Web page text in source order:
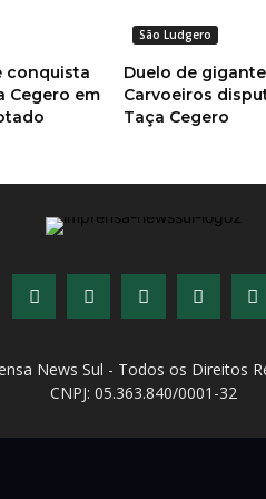
conquista
Cegero em
São Ludgero
Duelo de
Carvoeiros
Taça Cegero
News Sul - Todos os Direitos
CNPJ: 05.363.840/0001-32